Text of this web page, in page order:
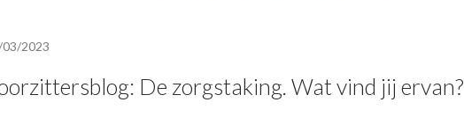
03/2023
De zorgstaking. Wat vind jij ervan?